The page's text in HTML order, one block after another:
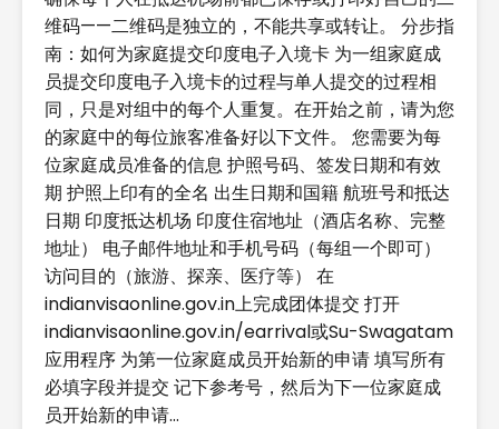
维码——二维码是独立的，不能共享或转让。 分步指
南：如何为家庭提交印度电子入境卡 为一组家庭成
员提交印度电子入境卡的过程与单人提交的过程相
同，只是对组中的每个人重复。在开始之前，请为您
的家庭中的每位旅客准备好以下文件。 您需要为每
位家庭成员准备的信息 护照号码、签发日期和有效
期 护照上印有的全名 出生日期和国籍 航班号和抵达
日期 印度抵达机场 印度住宿地址（酒店名称、完整
地址） 电子邮件地址和手机号码（每组一个即可）
访问目的（旅游、探亲、医疗等） 在
indianvisaonline.gov.in上完成团体提交 打开
indianvisaonline.gov.in/earrival或Su-Swagatam
应用程序 为第一位家庭成员开始新的申请 填写所有
必填字段并提交 记下参考号，然后为下一位家庭成
员开始新的申请…